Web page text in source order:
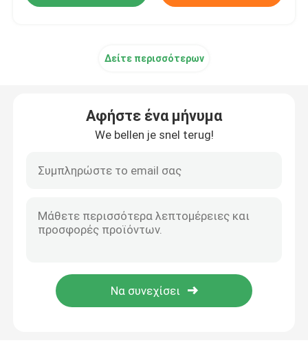
Δείτε περισσότερων
Αφήστε ένα μήνυμα
We bellen je snel terug!